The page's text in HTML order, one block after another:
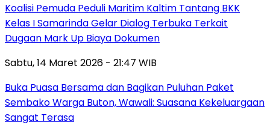
Koalisi Pemuda Peduli Maritim Kaltim Tantang BKK
Kelas I Samarinda Gelar Dialog Terbuka Terkait
Dugaan Mark Up Biaya Dokumen
Sabtu, 14 Maret 2026 - 21:47 WIB
Buka Puasa Bersama dan Bagikan Puluhan Paket
Sembako Warga Buton, Wawali: Suasana Kekeluargaan
Sangat Terasa